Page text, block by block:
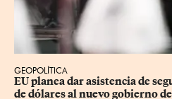
GEOPOLÍTICA
EU planea dar asistencia de
de dólares al nuevo gobierno